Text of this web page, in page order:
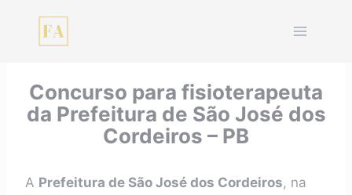
Concurso para fisioterapeuta
da Prefeitura de São José dos
Cordeiros – PB
A Prefeitura de São José dos Cordeiros, na